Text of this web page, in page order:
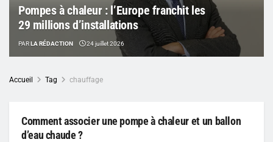
Pompes à chaleur : l’Europe franchit les
29 millions d’installations
PARLA RÉDACTION 24 juillet 2026
Accueil Tag chauffage
Comment associer une pompe à chaleur et un ballon
d’eau chaude ?